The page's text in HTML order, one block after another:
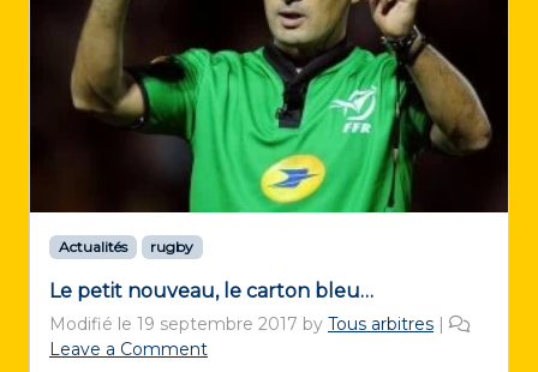
Actualités rugby
Le petit nouveau, le carton bleu…
Modifié le 19 septembre 2017 by Tous arbitres |
Leave a Comment